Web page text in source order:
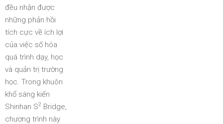
đều nhận được
những phản hồi
tích cực về ích lợi
của việc số hóa
quá trình dạy, học
và quản trị trường
học. Trong khuôn
khổ sáng kiến
Shinhan S2 Bridge,
chương trình này